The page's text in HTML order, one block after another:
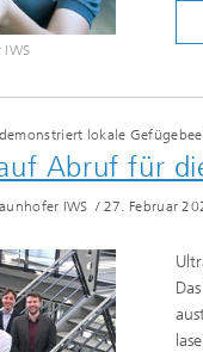
lokale
Abruf für
IWS / 27. Februar